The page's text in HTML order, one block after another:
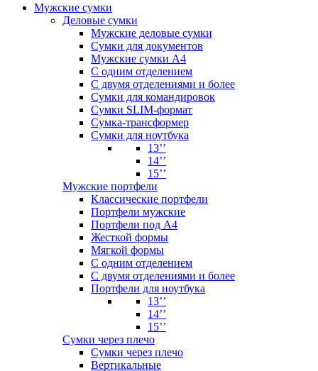
Мужские сумки
Деловые сумки
Мужские деловые сумки
Сумки для документов
Мужские сумки А4
С одним отделением
С двумя отделениями и более
Сумки для командировок
Сумки SLIM-формат
Сумка-трансформер
Сумки для ноутбука
13’’
14’’
15’’
Мужские портфели
Классические портфели
Портфели мужские
Портфели под А4
Жесткой формы
Мягкой формы
С одним отделением
С двумя отделениями и более
Портфели для ноутбука
13’’
14’’
15’’
Сумки через плечо
Сумки через плечо
Вертикальные